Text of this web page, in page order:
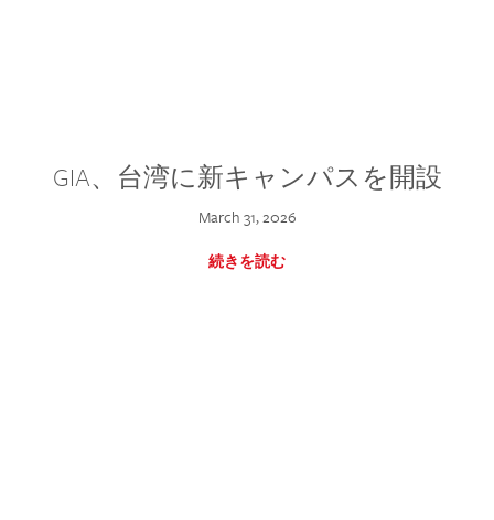
GIA、台湾に新キャンパスを開設
March 31, 2026
続きを読む